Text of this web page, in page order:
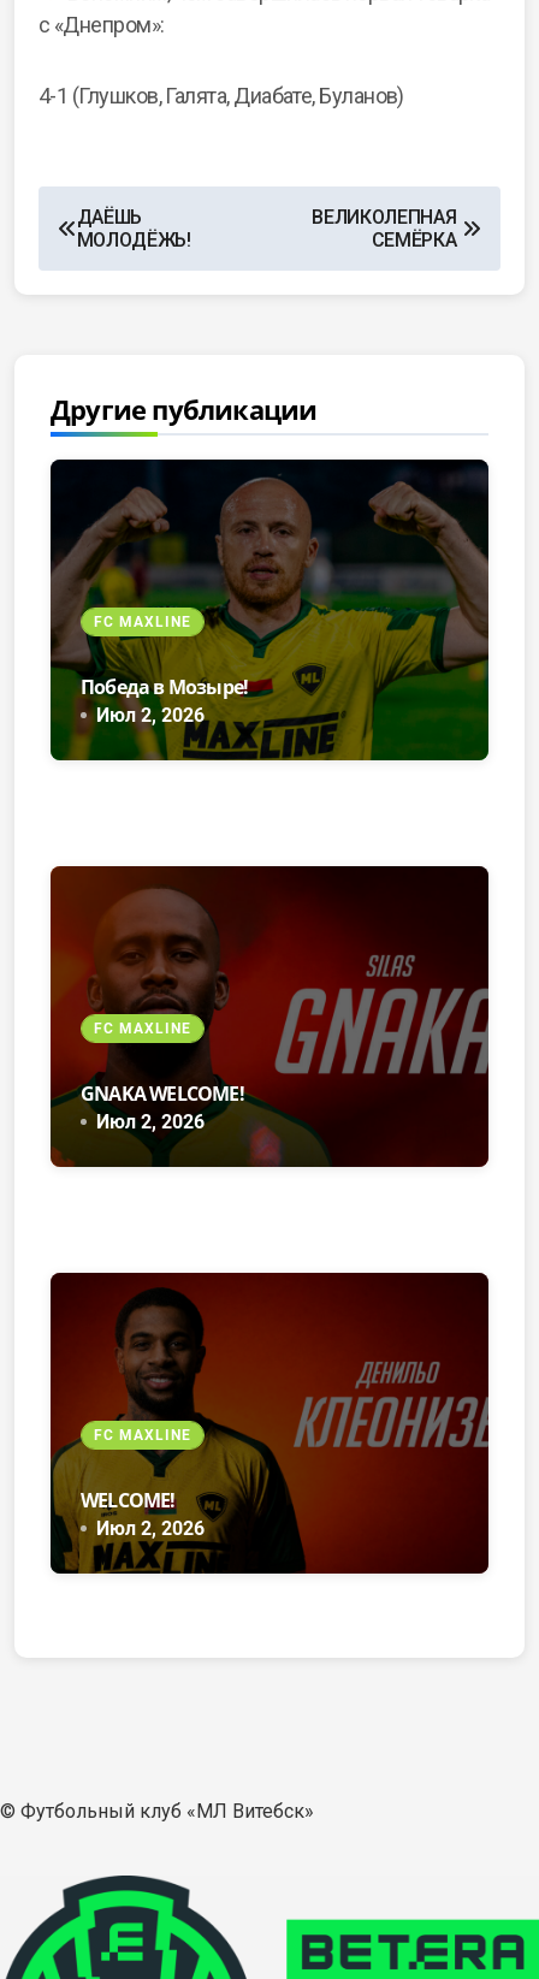
с «Днепром»:
4-1 (Глушков, Галята, Диабате, Буланов)
ДАЁШЬ
МОЛОДЁЖЬ!
ВЕЛИКОЛЕПНАЯ
СЕМЁРКА
Другие публикации
FC MAXLINE
Победа в Мозыре!
Июл 2, 2026
FC MAXLINE
GNAKA WELCOME!
Июл 2, 2026
FC MAXLINE
WELCOME!
Июл 2, 2026
© Футбольный клуб «МЛ Витебск»